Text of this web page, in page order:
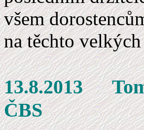
všem
na těchto
ČBS